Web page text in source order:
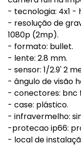
- tecnologia: 4x1 -
- resolução de
1080p (2mp).
- formato: bullet.
- lente: 2.8 mm.
- sensor: 1/2.9' 2
- ângulo de visão
- conectores: bnc
- case: plástico.
- infravermelho:
-protecao ip66:
- local de